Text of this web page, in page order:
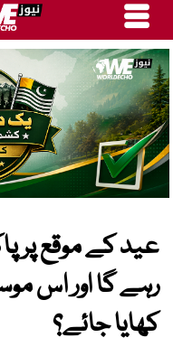
عید کے موقع پر
رہے گا اور اس
کھایا جائے؟